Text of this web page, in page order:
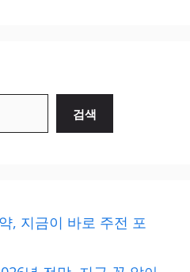
검색
, 지금이 바로 주전 포